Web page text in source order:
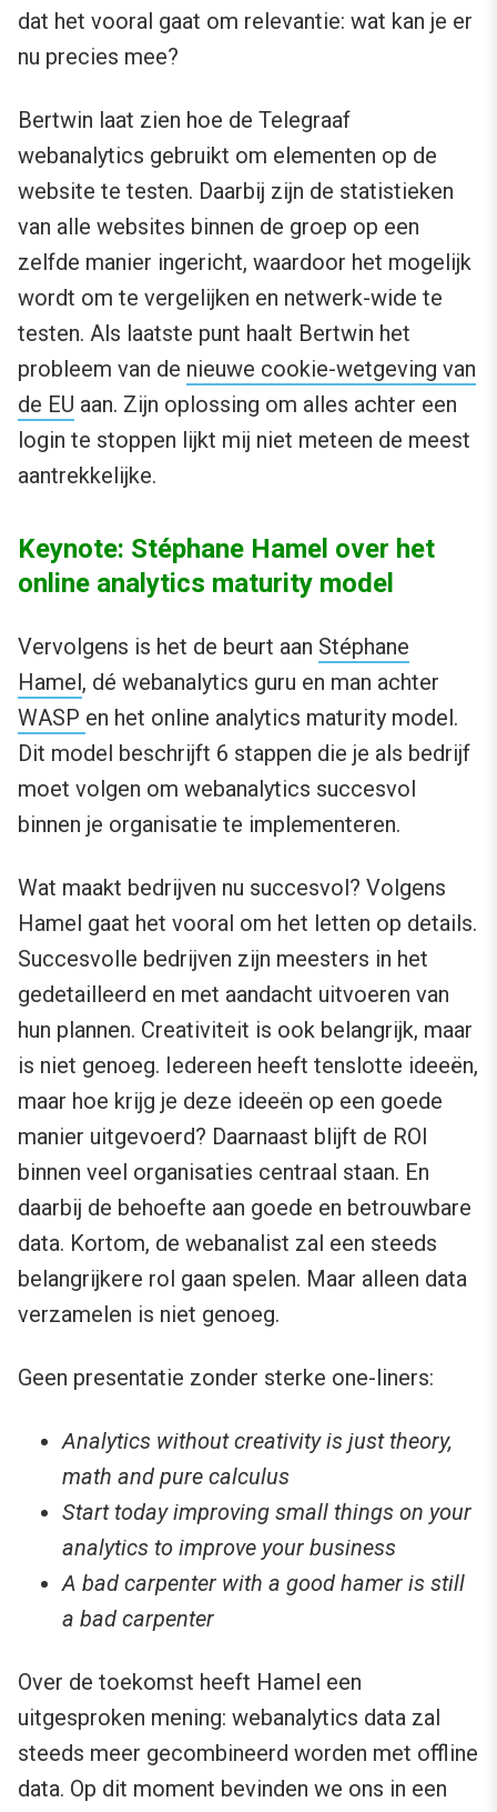
dat het vooral gaat om relevantie: wat kan je er
nu precies mee?
Bertwin laat zien hoe de Telegraaf
webanalytics gebruikt om elementen op de
website te testen. Daarbij zijn de statistieken
van alle websites binnen de groep op een
zelfde manier ingericht, waardoor het mogelijk
wordt om te vergelijken en netwerk-wide te
testen. Als laatste punt haalt Bertwin het
probleem van de nieuwe cookie-wetgeving van
de EU aan. Zijn oplossing om alles achter een
login te stoppen lijkt mij niet meteen de meest
aantrekkelijke.
Keynote: Stéphane Hamel over het
online analytics maturity model
Vervolgens is het de beurt aan Stéphane
Hamel, dé webanalytics guru en man achter
WASP en het online analytics maturity model.
Dit model beschrijft 6 stappen die je als bedrijf
moet volgen om webanalytics succesvol
binnen je organisatie te implementeren.
Wat maakt bedrijven nu succesvol? Volgens
Hamel gaat het vooral om het letten op details.
Succesvolle bedrijven zijn meesters in het
gedetailleerd en met aandacht uitvoeren van
hun plannen. Creativiteit is ook belangrijk, maar
is niet genoeg. Iedereen heeft tenslotte ideeën,
maar hoe krijg je deze ideeën op een goede
manier uitgevoerd? Daarnaast blijft de ROI
binnen veel organisaties centraal staan. En
daarbij de behoefte aan goede en betrouwbare
data. Kortom, de webanalist zal een steeds
belangrijkere rol gaan spelen. Maar alleen data
verzamelen is niet genoeg.
Geen presentatie zonder sterke one-liners:
Analytics without creativity is just theory,
math and pure calculus
Start today improving small things on your
analytics to improve your business
A bad carpenter with a good hamer is still
a bad carpenter
Over de toekomst heeft Hamel een
uitgesproken mening: webanalytics data zal
steeds meer gecombineerd worden met offline
data. Op dit moment bevinden we ons in een